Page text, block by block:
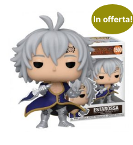
In offerta!